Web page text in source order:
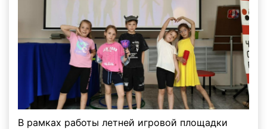
В рамках работы летней игровой площадки